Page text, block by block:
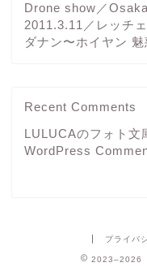
Drone show／
2011.3.11／レッチ
ダナン〜ホイヤン
Recent Comments
LULUCAのフォト
WordPress
プライバ
2023–2026